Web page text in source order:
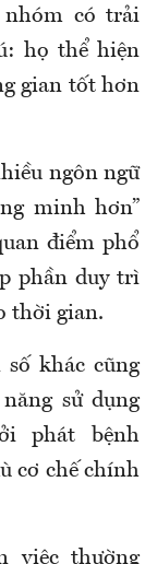
nhóm có trải
họ thể hiện
gian tốt hơn
ngôn ngữ
minh hơn”
điểm phổ
phần duy trì
thời gian.
khác cũng
sử dụng
phát bệnh
cơ chế chính
việc thường